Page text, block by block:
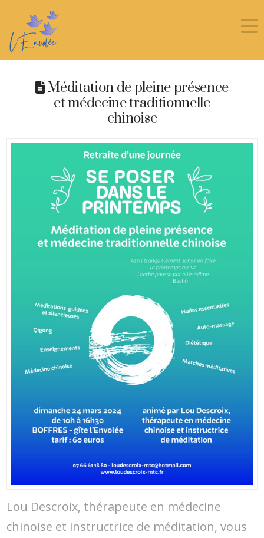
Méditation de pleine présence
et médecine traditionnelle
chinoise
Lou Descroix, thérapeute en médecine
chinoise et instructrice de méditation, vous